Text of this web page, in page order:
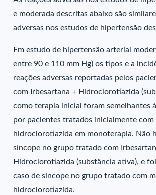
e moderada descritas abaixo são
adversas nos estudos de hipertensão
Em estudo de hipertensão arterial
entre 90 e 110 mm Hg) os tipos e a
reações adversas reportadas pelos
com Irbesartana + Hidroclorotiazida
como terapia inicial foram semelhantes
por pacientes tratados inicialmente com
hidroclorotiazida em monoterapia. Não
síncope no grupo tratado com
Hidroclorotiazida (substância ativa), e
caso de síncope no grupo tratado com
hidroclorotiazida.